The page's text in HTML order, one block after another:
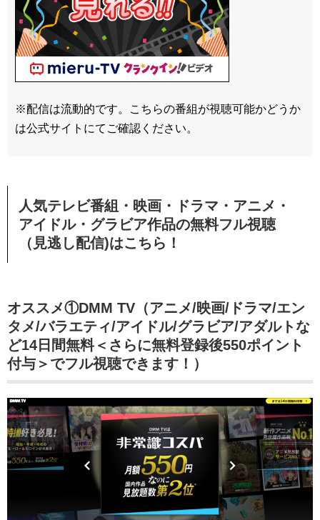
※配信は流動的です。こちらの番組が視聴可能かどうか
は公式サイトにてご確認ください。
人気テレビ番組・映画・ドラマ・アニメ・
アイドル・グラビア作品の無料フル視聴
（見逃し配信)はこちら！
オススメ①DMM TV（アニメ/映画/ドラマ/エン
タメ/バラエティ/アイドル/グラビア/アダルトな
ど14日間無料＜さらに無料登録後550ポイント
付与＞でフル視聴できます！）